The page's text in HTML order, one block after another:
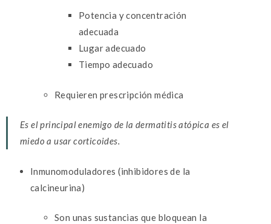
Potencia y concentración
adecuada
Lugar adecuado
Tiempo adecuado
Requieren prescripción médica
Es el principal enemigo de la dermatitis atópica es el
miedo a usar corticoides.
Inmunomoduladores (inhibidores de la
calcineurina)
Son unas sustancias que bloquean la